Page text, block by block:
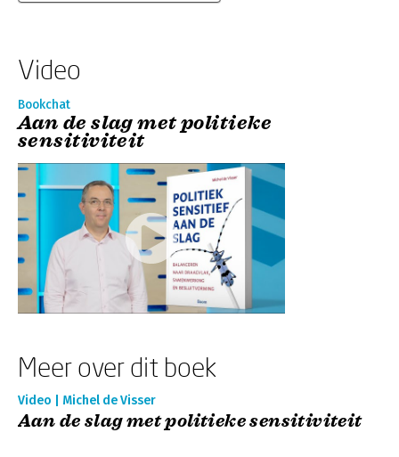
Video
Bookchat
Aan de slag met politieke
sensitiviteit
Meer over dit boek
Video | Michel de Visser
Aan de slag met politieke sensitiviteit